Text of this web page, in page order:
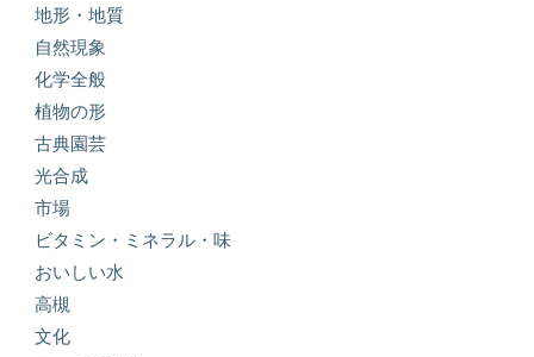
地形・地質
自然現象
化学全般
植物の形
古典園芸
光合成
市場
ビタミン・ミネラル・味
おいしい水
高槻
文化